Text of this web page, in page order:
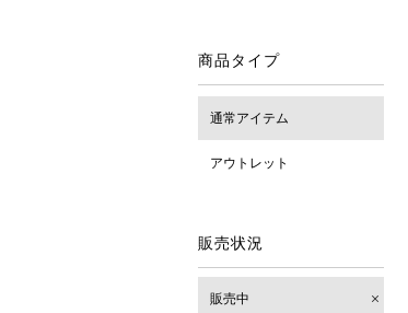
商品タイプ
通常アイテム
アウトレット
販売状況
販売中